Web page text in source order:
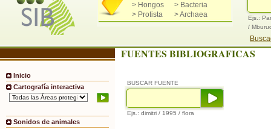
> Hongos
> Bacteria
> Protista
> Archaea
Ejs.:
/
Inicio
Cartografía interactiva
Sonidos de animales
FUENTES BIBLIOGRAFICAS
BUSCAR FUENTE
Ejs.: dimitri / 1995 / flora